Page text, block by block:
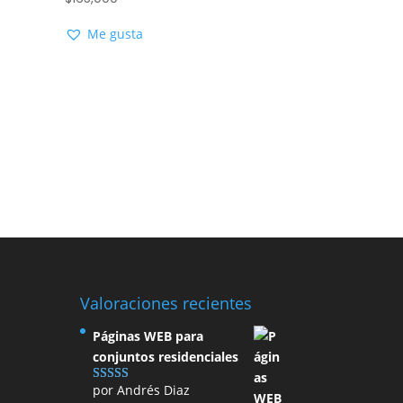
Me gusta
Valoraciones recientes
Páginas WEB para
conjuntos residenciales
Valorado con
por Andrés Diaz